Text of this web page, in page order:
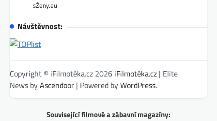
sŽeny.eu
Návštěvnost:
Copyright © iFilmotéka.cz 2026 iFilmotéka.cz | Elite
News byAscendoor | Powered byWordPress.
Související filmové a zábavní magazíny: